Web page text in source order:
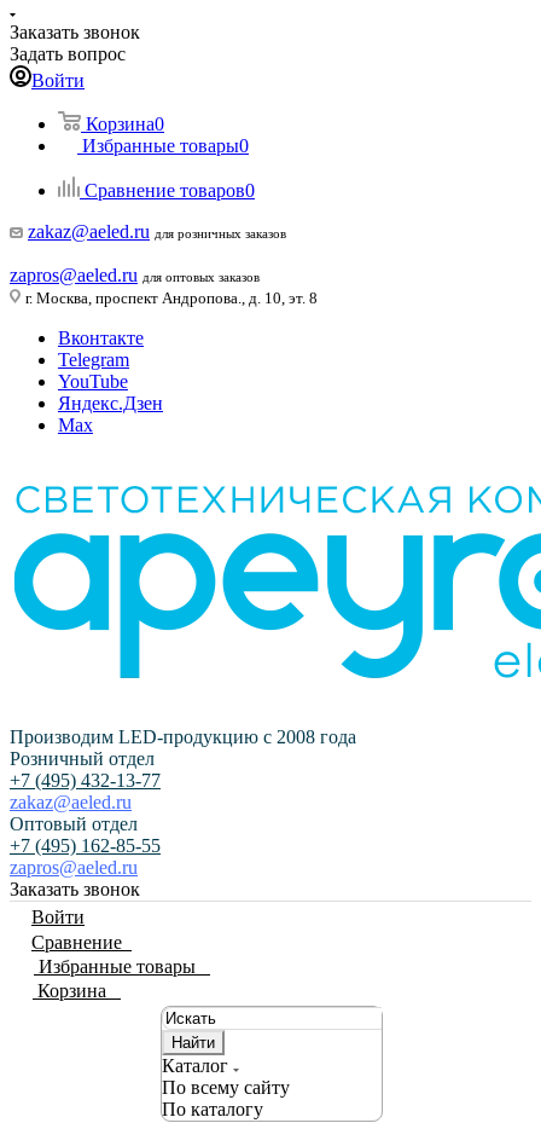
Заказать звонок
Задать вопрос
Войти
Корзина0
Избранные товары0
Сравнение товаров0
zakaz@aeled.ru для розничных заказов
zapros@aeled.ru для оптовых заказов
г. Москва, проспект Андропова., д. 10, эт. 8
Вконтакте
Telegram
YouTube
Яндекс.Дзен
Max
Производим LED-продукцию с 2008 года
Розничный отдел
+7 (495) 432-13-77
zakaz@aeled.ru
Оптовый отдел
+7 (495) 162-85-55
zapros@aeled.ru
Заказать звонок
Войти
Сравнение
Избранные товары
Корзина
Найти
Каталог
По всему сайту
По каталогу